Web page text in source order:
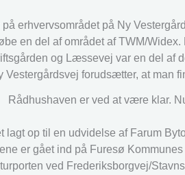
erhvervsområdet på Ny
en del af området af TWM/
og Læssevej var en del
Vestergårdsvej forudsætter, at man
Rådhushaven er ved at være klar.
lagt op til en udvidelse af Farum
er gået ind på Furesø
ved Frederiksborgvej/